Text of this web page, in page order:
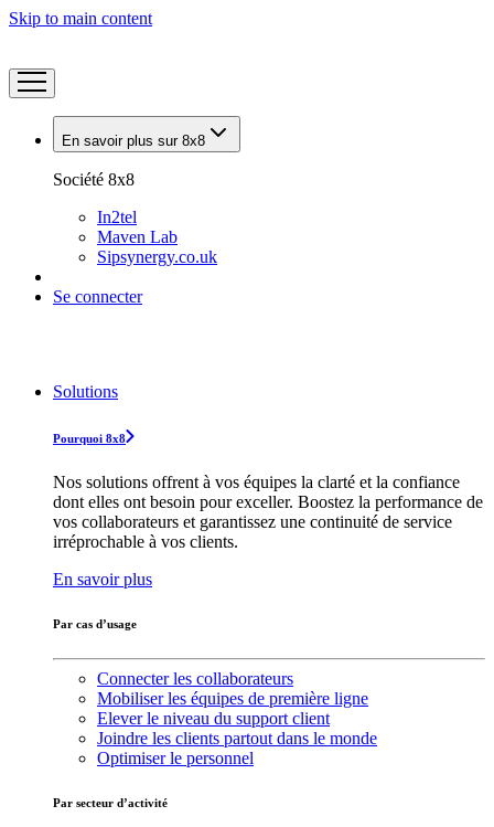
Skip to main content
En savoir plus sur 8x8
Société 8x8
In2tel
Maven Lab
Sipsynergy.co.uk
Se connecter
Solutions
Pourquoi 8x8
Nos solutions offrent à vos équipes la clarté et la confiance
dont elles ont besoin pour exceller. Boostez la performance de
vos collaborateurs et garantissez une continuité de service
irréprochable à vos clients.
En savoir plus
Par cas d’usage
Connecter les collaborateurs
Mobiliser les équipes de première ligne
Elever le niveau du support client
Joindre les clients partout dans le monde
Optimiser le personnel
Par secteur d’activité